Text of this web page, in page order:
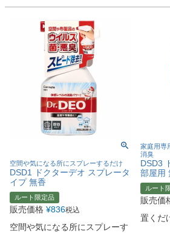
空間や気になる所にスプレーするだけ
DSD1 ドクターデオ スプレータ
イプ 無香
ルート限定品
販売価格 ¥836税込
空間や気になる所にスプレーす
家庭用専
消臭
DSD3
部屋用
ルート
販売価
置くだ